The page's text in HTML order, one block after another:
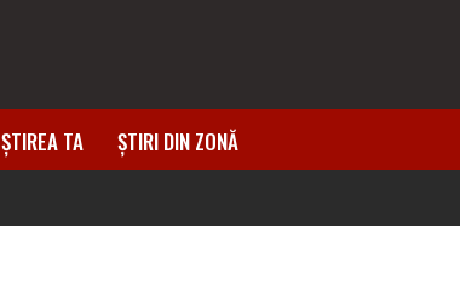
ȘTIREA TA
ȘTIRI DIN ZONĂ